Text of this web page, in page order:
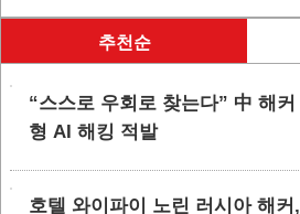
추천순
“스스로 우회로 찾는다” 中 해커
형 AI 해킹 적발
호텔 와이파이 노린 러시아 해